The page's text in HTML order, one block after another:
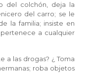
del colchón, deja la
del carro; se le
la familia; insiste en
a cualquier
a las drogas? ¿ Toma
roba objetos